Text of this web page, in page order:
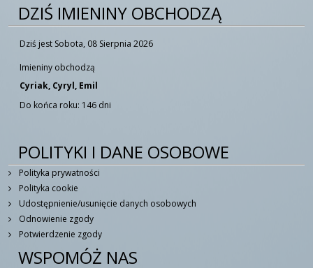
DZIŚ IMIENINY OBCHODZĄ
Dziś jest Sobota, 08 Sierpnia 2026
Imieniny obchodzą
Cyriak, Cyryl, Emil
Do końca roku: 146 dni
POLITYKI I DANE OSOBOWE
Polityka prywatności
Polityka cookie
Udostępnienie/usunięcie danych osobowych
Odnowienie zgody
Potwierdzenie zgody
WSPOMÓŻ NAS